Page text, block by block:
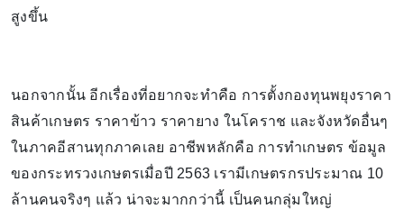
สูงขึ้น
นอกจากนั้น อีกเรื่องที่อยากจะทำคือ การตั้งกองทุนพยุงราคา
สินค้าเกษตร ราคาข้าว ราคายาง ในโคราช และจังหวัดอื่นๆ
ในภาคอีสานทุกภาคเลย อาชีพหลักคือ การทำเกษตร ข้อมูล
ของกระทรวงเกษตรเมื่อปี 2563 เรามีเกษตรกรประมาณ 10
ล้านคนจริงๆ แล้ว น่าจะมากกว่านี้ เป็นคนกลุ่มใหญ่